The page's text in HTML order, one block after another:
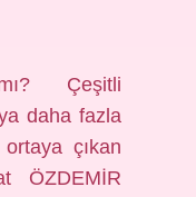
Çeşitli
daha fazla
çıkan
ÖZDEMİR